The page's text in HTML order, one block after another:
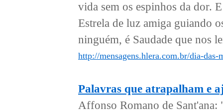
vida sem os espinhos da dor.
Estrela de luz amiga guiando
ninguém, é Saudade que nos
http://mensagens.hlera.com.br/dia-das-
Palavras que atrapalham e
Affonso Romano de Sant'ana: